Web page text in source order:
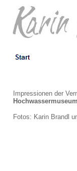
Impressionen der
Fotos: Karin Brandl